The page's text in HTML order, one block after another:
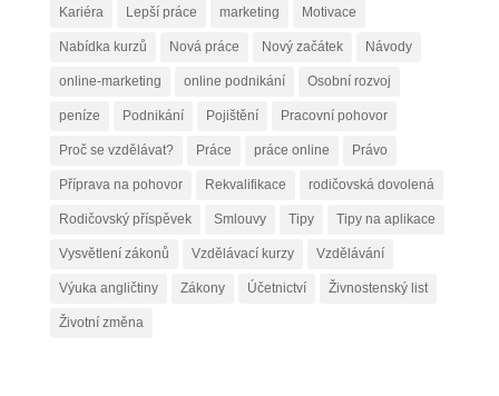
Kariéra Lepší práce marketing Motivace
Nabídka kurzů Nová práce Nový začátek Návody
online-marketing online podnikání Osobní rozvoj
peníze Podnikání Pojištění Pracovní pohovor
Proč se vzdělávat? Práce práce online Právo
Příprava na pohovor Rekvalifikace rodičovská dovolená
Rodičovský příspěvek Smlouvy Tipy Tipy na aplikace
Vysvětlení zákonů Vzdělávací kurzy Vzdělávání
Výuka angličtiny Zákony Účetnictví Živnostenský list
Životní změna